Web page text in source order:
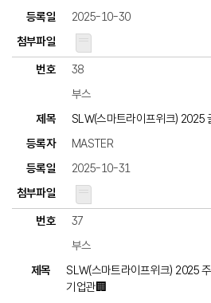
2025-10-30
38
부스
SLW(스마트라이프위크) 2025
MASTER
2025-10-31
37
부스
SLW(스마트라이프위크) 2025
기업관🏢